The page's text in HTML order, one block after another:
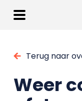
Terug naar
Weer